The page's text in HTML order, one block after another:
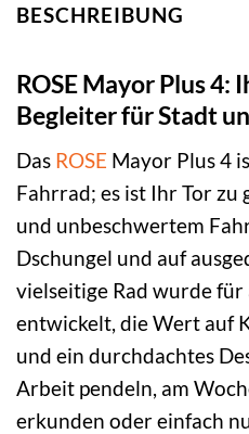
BESCHREIBUNG
ROSE Mayor Plus 4:
Begleiter für Stadt
Das ROSE Mayor Plus 4
Fahrrad; es ist Ihr Tor
und unbeschwertem
Dschungel und auf
vielseitige Rad wurde
entwickelt, die Wert auf
und ein durchdachtes
Arbeit pendeln, am
erkunden oder einfach